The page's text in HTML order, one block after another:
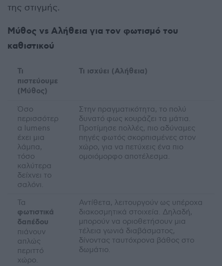
της στιγμής.
Μύθος vs Αλήθεια για τον φωτισμό του
καθιστικού
Τι
πιστεύουμε
(Μύθος)
Τι ισχύει (Αλήθεια)
Όσο
περισσότερ
α lumens
έχει μια
λάμπα,
τόσο
καλύτερα
δείχνει το
σαλόνι.
Στην πραγματικότητα, το πολύ
δυνατό φως κουράζει τα μάτια.
Προτίμησε πολλές, πιο αδύναμες
πηγές φωτός σκορπισμένες στον
χώρο, για να πετύχεις ένα πιο
ομοιόμορφο αποτέλεσμα.
Τα
φωτιστικά
δαπέδου
πιάνουν
απλώς
περιττό
χώρο.
Αντίθετα, λειτουργούν ως υπέροχα
διακοσμητικά στοιχεία. Δηλαδή,
μπορούν να οριοθετήσουν μια
τέλεια γωνιά διαβάσματος,
δίνοντας ταυτόχρονα βάθος στο
δωμάτιο.